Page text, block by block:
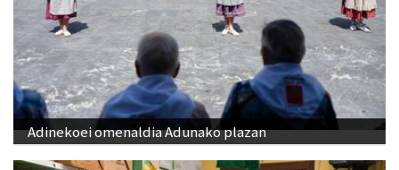
Adinekoei omenaldia Adunako plazan